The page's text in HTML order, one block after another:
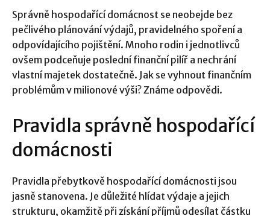
Správně hospodařící domácnost se neobejde bez
pečlivého plánování výdajů, pravidelného spoření a
odpovídajícího pojištění. Mnoho rodin i jednotlivců
ovšem podceňuje poslední finanční pilíř a nechrání
vlastní majetek dostatečně. Jak se vyhnout finančním
problémům v milionové výši? Známe odpovědi.
Pravidla správně hospodařící
domácnosti
Pravidla přebytkově hospodařící domácnosti jsou
jasně stanovena. Je důležité hlídat výdaje a jejich
strukturu, okamžitě při získání příjmů odesílat částku